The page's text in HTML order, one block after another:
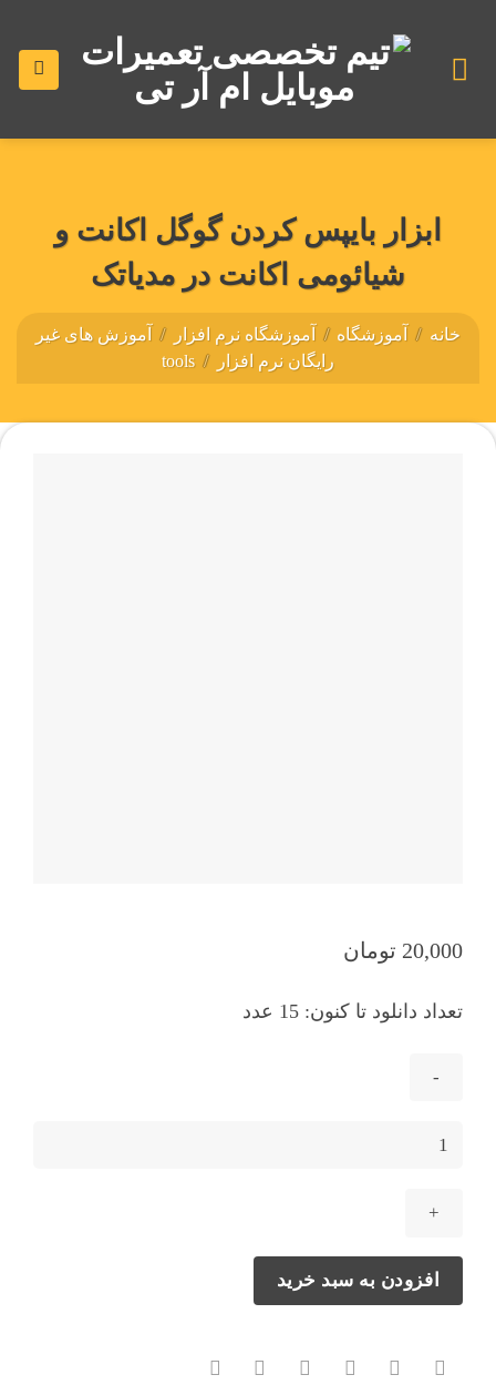
محتوا
ابزار بایپس کردن گوگل اکانت و
شیائومی اکانت در مدیاتک
خانه / آموزشگاه / آموزشگاه نرم افزار / آموزش های غیر
رایگان نرم افزار
/
tools
20,000 تومان
تعداد دانلود تا کنون: 15 عدد
گوگل
شیائومی
افزودن به سبد خرید